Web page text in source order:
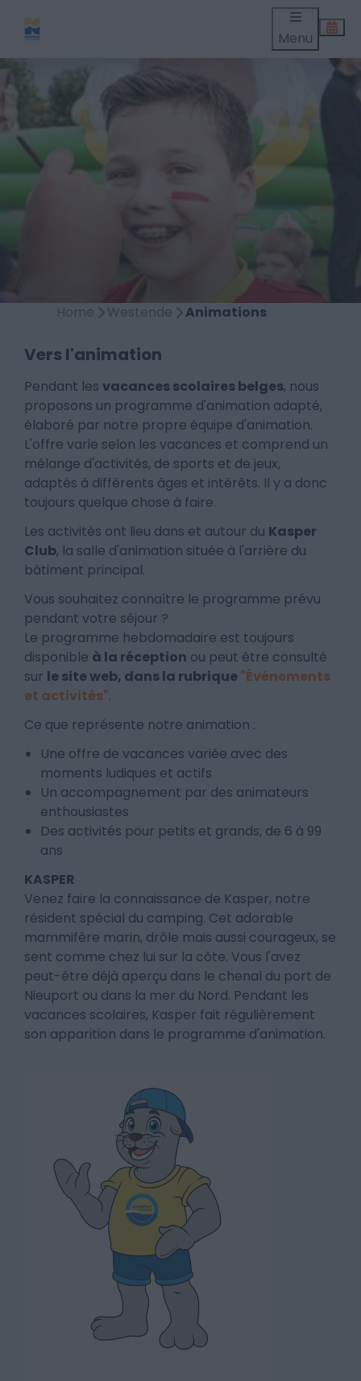
Menu
Home Westende Animations
Vers l'animation
Pendant lesvacances scolaires belges, nous
proposons un programme d'animation adapté,
élaboré par notre propre équipe d'animation.
L'offre varie selon les vacances et comprend un
mélange d'activités, de sports et de jeux,
adaptés à différents âges et intérêts. Il y a donc
toujours quelque chose à faire.
Les activités ont lieu dans et autour du Kasper
Club, la salle d'animation située à l'arrière du
bâtiment principal.
Vous souhaitez connaître le programme prévu
pendant votre séjour ?
Le programme hebdomadaire est toujours
disponible à la réception ou peut être consulté
sur le site web, dans la rubrique"Événements
et activités".
Ce que représente notre animation :
Une offre de vacances variée avec des
moments ludiques et actifs
Un accompagnement par des animateurs
enthousiastes
Des activités pour petits et grands, de 6 à 99
ans
KASPER
Venez faire la connaissance de Kasper, notre
résident spécial du camping. Cet adorable
mammifère marin, drôle mais aussi courageux, se
sent comme chez lui sur la côte. Vous l'avez
peut-être déjà aperçu dans le chenal du port de
Nieuport ou dans la mer du Nord. Pendant les
vacances scolaires, Kasper fait régulièrement
son apparition dans le programme d'animation.